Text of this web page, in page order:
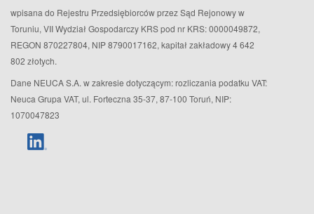
wpisana do Rejestru Przedsiębiorców przez Sąd Rejonowy w
Toruniu, VII Wydział Gospodarczy KRS pod nr KRS: 0000049872,
REGON 870227804, NIP 8790017162, kapitał zakładowy 4 642
802 złotych.
Dane NEUCA S.A. w zakresie dotyczącym: rozliczania podatku VAT:
Neuca Grupa VAT, ul. Forteczna 35-37, 87-100 Toruń, NIP:
1070047823